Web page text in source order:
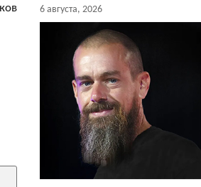
6 августа, 2026